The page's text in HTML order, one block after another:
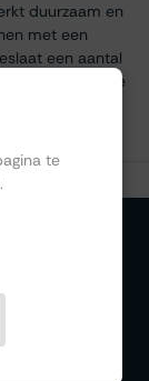
duurzaam en
met een
een aantal
Chardonnay, die
te